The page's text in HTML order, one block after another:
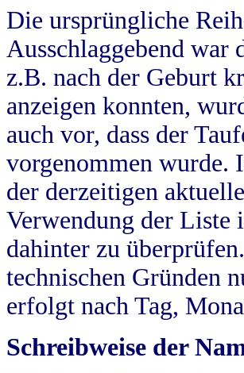
Die ursprüngliche
Ausschlaggebend war
z.B. nach der Geburt
anzeigen konnten,
auch vor, dass der
vorgenommen wurde.
der derzeitigen
Verwendung der Liste
dahinter zu
technischen Gründen
erfolgt nach Tag,
Schreibweise der